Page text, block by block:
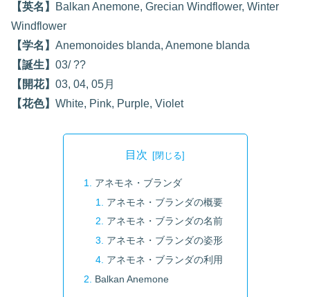
【英名】
Balkan Anemone, Grecian Windflower, Winter
Windflower
【学名】 Anemonoides blanda, Anemone blanda
【誕生】 03/ ??
【開花】 03, 04, 05月
【花色】 White, Pink, Purple, Violet
目次
アネモネ・ブランダ
アネモネ・ブランダの概要
アネモネ・ブランダの名前
アネモネ・ブランダの姿形
アネモネ・ブランダの利用
Balkan Anemone